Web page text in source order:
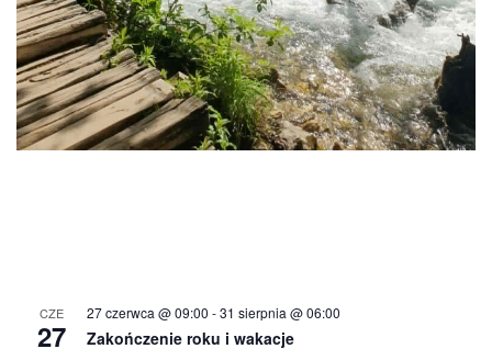
CZE
27
27 czerwca @ 09:00 -31 sierpnia @ 06:00
Zakończenie roku i wakacje